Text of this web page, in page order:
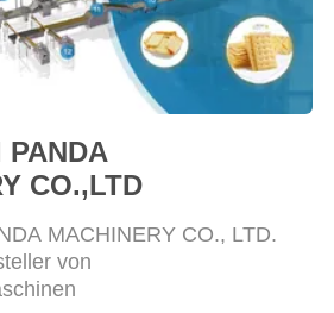
PANDA
CO.,LTD
MACHINERY CO., LTD.
von